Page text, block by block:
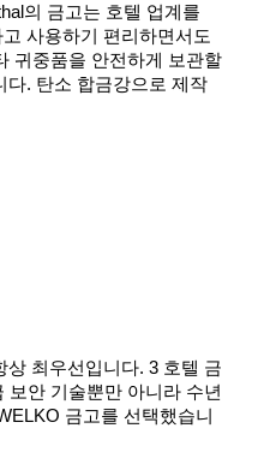
의 금고는 호텔 업계를
사용하기 편리하면서도
귀중품을 안전하게 보관할
다. 탄소 합금강으로 제작
최우선입니다. 3 호텔 금
보안 기술뿐만 아니라 수년
금고를 선택했습니